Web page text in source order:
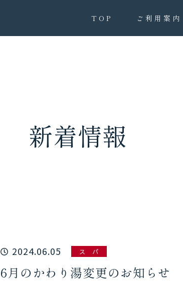
TOP ご利用案内
新着情報
2024.06.05 ス パ
6月のかわり湯変更のお知らせ